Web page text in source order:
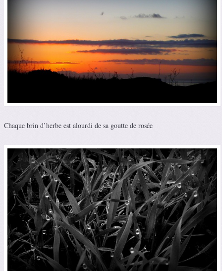
Chaque brin d’herbe est alourdi de sa goutte de rosée